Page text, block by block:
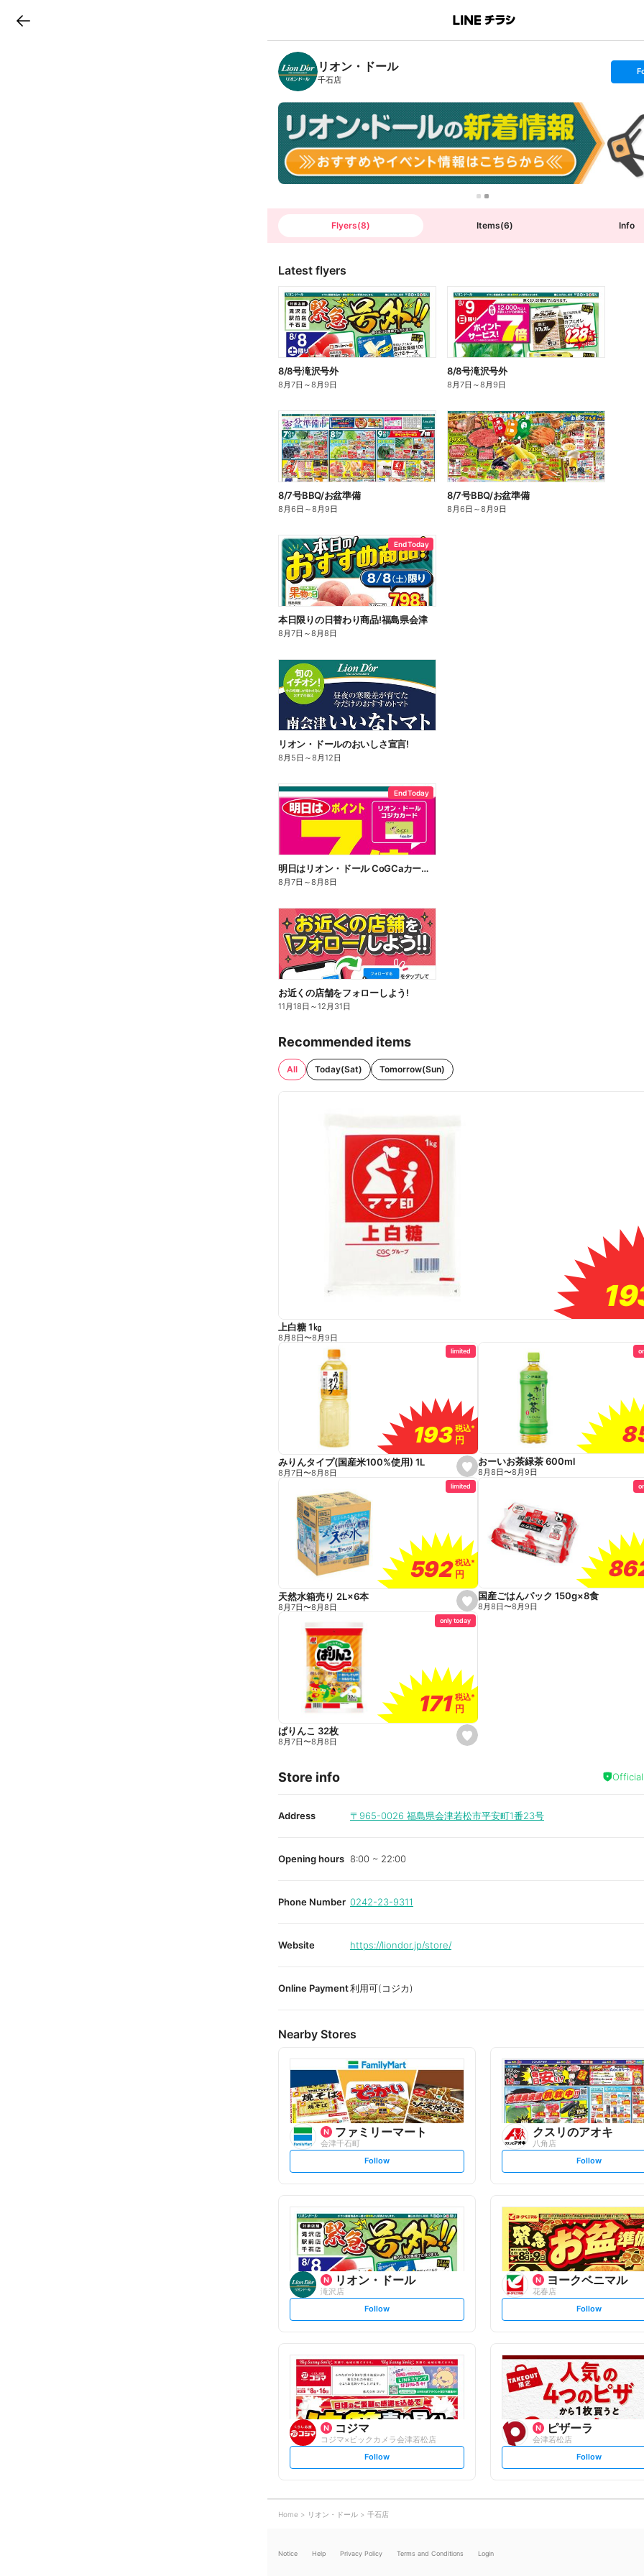
B
n
c
h
T
リオン・ドール
千石店
s
t
l
o
w
Flyers(8) Items(6) Info
Latest flyers
8/8号滝沢号外
8月7日 ～8月9日
8/8号滝沢号外
8月7日 ～8月9日
8/7号BBQ/お盆準備
8月6日 ～8月9日
8/7号BBQ/お盆準備
8月6日 ～8月9日
End Today
本日限りの日替わり商品!福島県会津
8月7日 ～8月8日
リオン・ドールのおいしさ宣言!
8月5日 ～8月12日
End Today
明日はリオン・ドール CoGCaカードポイント7倍!
8月7日 ～8月8日
お近くの店舗をフォローしよう!
11月18日 ～12月31日
Recommended items
All Today(Sat) Tomorrow(Sun)
上白糖 1㎏
8月8日〜8月9日
s
e
t
i
e
limited
193
193税込*
税込*
円
円
みりんタイプ(国産米100%使用) 1L
8月7日〜8月8日
おーいお茶緑茶 600ml
8月8日〜8月9日
s
e
t
i
e
limited
592
592税込*
税込*
円
円
天然水箱売り 2L×6本
8月7日〜8月8日
国産ごはんパック 150g×8食
8月8日〜8月9日
s
e
i
t
only today
171
171税込*
税込*
円
円
ぱりんこ 32枚
8月7日〜8月8日
Store info
Address 〒965-0026 福島県会津若松市平安町1番23号
Opening hours 8:00 ~ 22:00
Phone Number 0242-23-9311
Website https://liondor.jp/store/
Online Payment利用可(コジカ)
Nearby Stores
ファミリーマート
会津千石町
s
t
o
w
Follow
クスリのアオキ
八角店
s
t
l
o
w
Follow
リオン・ドール
滝沢店
s
t
o
w
Follow
ヨークベニマル
花春店
s
t
l
o
w
Follow
コジマ
コジマ×ビックカメラ会津若松店
s
t
o
Follow
ピザーラ
会津若松店
s
t
Follow
Home リオン・ドール 千石店
Notice Help Privacy Policy Terms and Conditions Login